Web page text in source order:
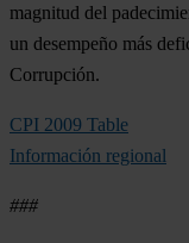
magnitud del
un desempeño más
Corrupción.
CPI 2009 Table
Información regional
###